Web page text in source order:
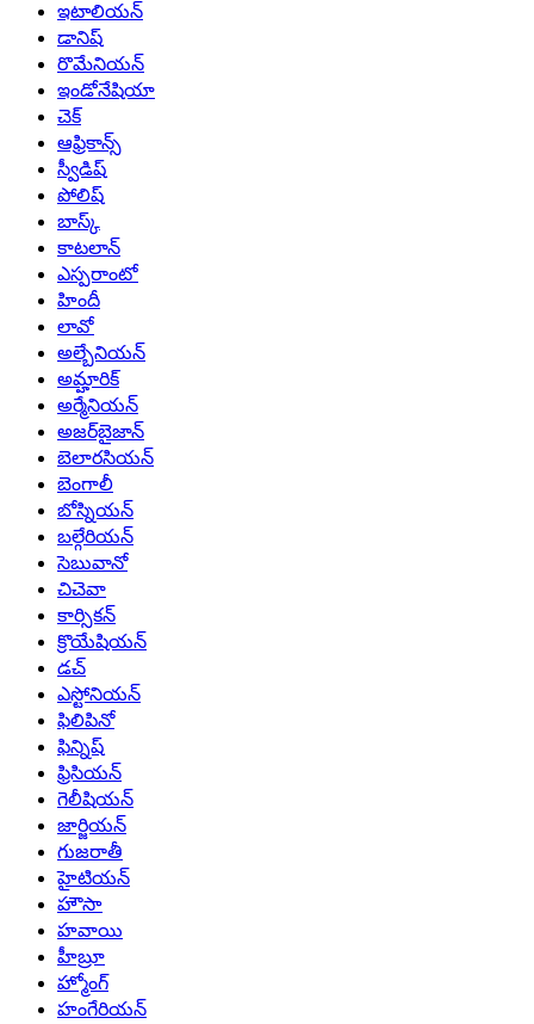
ఇటాలియన్
డానిష్
రొమేనియన్
ఇండోనేషియా
చెక్
ఆఫ్రికాన్స్
స్వీడిష్
పోలిష్
బాస్క్
కాటలాన్
ఎస్పరాంటో
హిందీ
లావో
అల్బేనియన్
అమ్హారిక్
అర్మేనియన్
అజర్‌బైజాన్
బెలారసియన్
బెంగాలీ
బోస్నియన్
బల్గేరియన్
సెబువానో
చిచెవా
కార్సికన్
క్రొయేషియన్
డచ్
ఎస్టోనియన్
ఫిలిపినో
ఫిన్నిష్
ఫ్రిసియన్
గెలీషియన్
జార్జియన్
గుజరాతీ
హైటియన్
హౌసా
హవాయి
హీబ్రూ
హ్మోంగ్
హంగేరియన్